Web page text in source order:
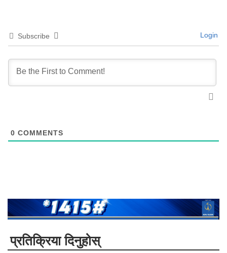
Subscribe Login
0 COMMENTS
प्रतिक्रिया दिनुहोस्